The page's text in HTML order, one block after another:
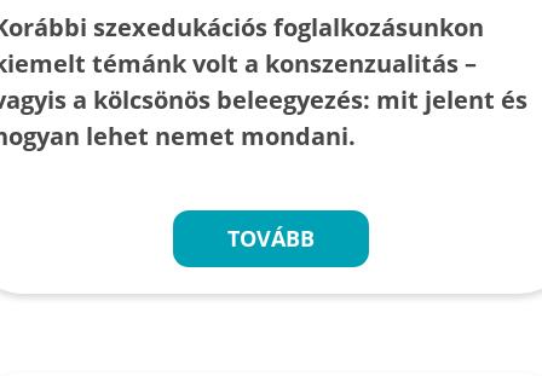
szexedukációs foglalkozásunkon
témánk volt a konszenzualitás –
a kölcsönös beleegyezés: mit jelent és
lehet nemet mondani.
TOVÁBB